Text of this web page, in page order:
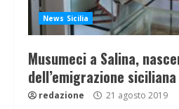
News Sicilia
Musumeci a Salina,
dell’emigrazione siciliana
redazione 21 agosto 2019